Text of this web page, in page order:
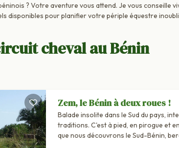
? Votre aventure vous attend. Je vous conseille
disponibles pour planifier votre périple équestre
cheval au Bénin
Zem, le Bénin à deux roues !
Balade insolite dans le Sud du pays,
traditions. C'est à pied, en pirogue et
que nous découvrons le Sud-Bénin,